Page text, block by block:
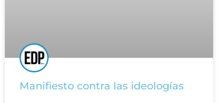
Manifiesto contra las ideologías